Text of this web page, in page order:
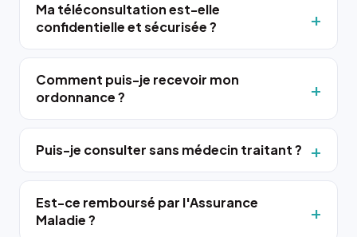
Ma téléconsultation est-elle
confidentielle et sécurisée ?
Comment puis-je recevoir mon
ordonnance ?
Puis-je consulter sans médecin traitant ?
Est-ce remboursé par l'Assurance
Maladie ?